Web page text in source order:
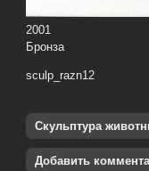
2001
Бронза
sculp_razn12
Скульптура
Добавить